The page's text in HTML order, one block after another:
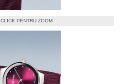
CLICK PENTRU ZOOM